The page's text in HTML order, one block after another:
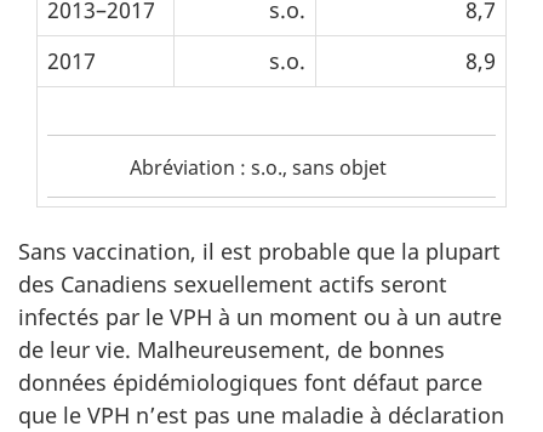
2013–2017 s.o.
8,7
2017
s.o. 8,9
Abréviation
tableau
Abréviation : s.o., sans objet
Sans vaccination, il est probable que la plupart
des Canadiens sexuellement actifs seront
infectés par le VPH à un moment ou à un autre
de leur vie. Malheureusement, de bonnes
données épidémiologiques font défaut parce
que le VPH n’est pas une maladie à déclaration